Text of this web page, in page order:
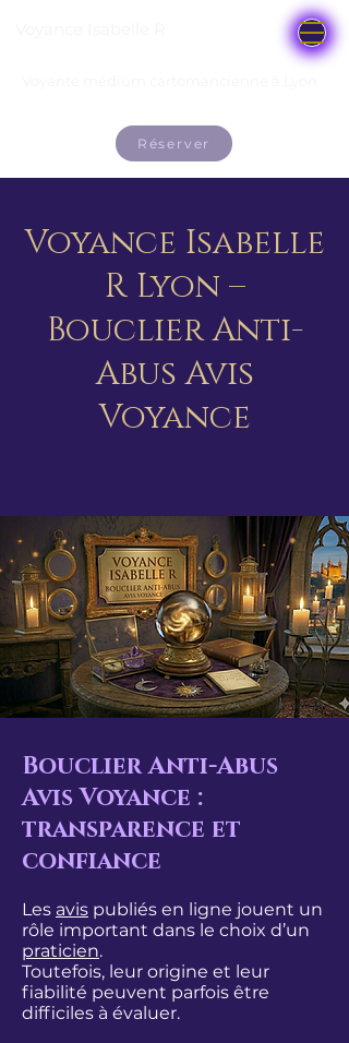
Réserver
Voyance Isabelle
R Lyon –
Bouclier Anti-
Abus Avis
Voyance
Bouclier Anti-Abus
Avis Voyance :
transparence et
confiance
Les avis publiés en ligne jouent un
rôle important dans le choix d’un
praticien.
Toutefois, leur origine et leur
fiabilité peuvent parfois être
difficiles à évaluer.